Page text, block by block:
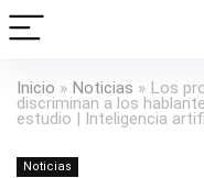
Inicio » Noticias » Los
discriminan a los
estudio | Inteligencia
Noticias